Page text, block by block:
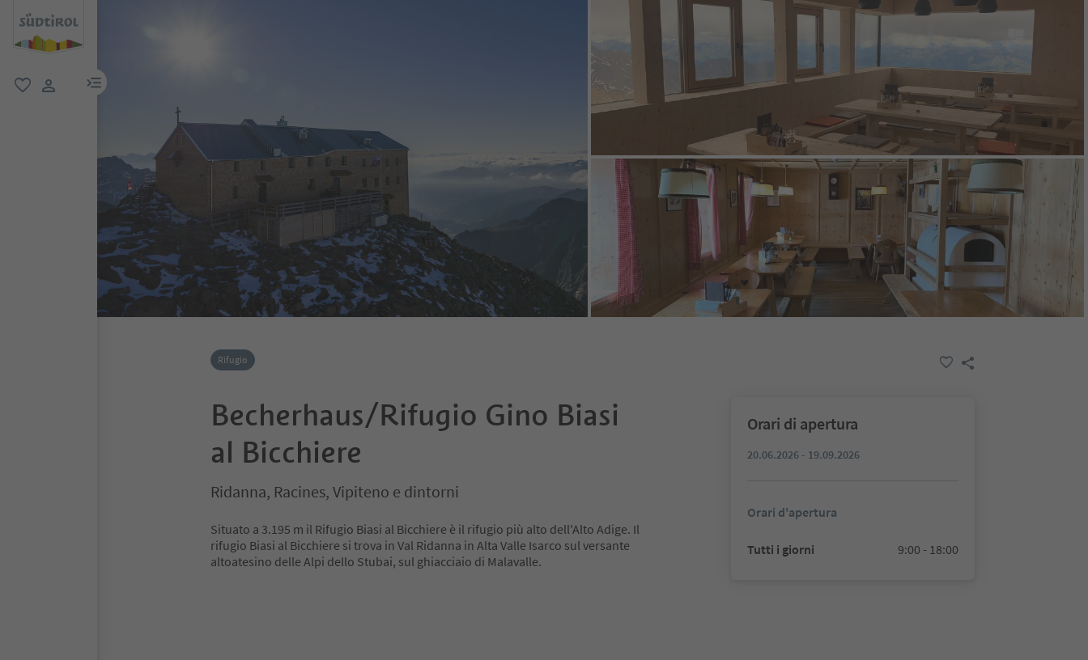
menu link
Rifugio
Becherhaus/Rifugio Gino Biasi
al Bicchiere
Ridanna, Racines, Vipiteno e dintorni
Situato a 3.195 m il Rifugio Biasi al Bicchiere è il rifugio più alto dell'Alto Adige. Il
rifugio Biasi al Bicchiere si trova in Val Ridanna in Alta Valle Isarco sul versante
altoatesino delle Alpi dello Stubai, sul ghiacciaio di Malavalle.
Orari di apertura
20.06.2026 - 19.09.2026
Orari d'apertura
Tutti i giorni 9:00 - 18:00